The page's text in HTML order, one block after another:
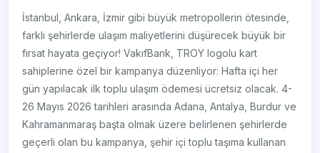
İstanbul, Ankara, İzmir gibi büyük metropollerin ötesinde,
farklı şehirlerde ulaşım maliyetlerini düşürecek büyük bir
fırsat hayata geçiyor! VakıfBank, TROY logolu kart
sahiplerine özel bir kampanya düzenliyor: Hafta içi her
gün yapılacak ilk toplu ulaşım ödemesi ücretsiz olacak. 4-
26 Mayıs 2026 tarihleri arasında Adana, Antalya, Burdur ve
Kahramanmaraş başta olmak üzere belirlenen şehirlerde
geçerli olan bu kampanya, şehir içi toplu taşıma kullanan